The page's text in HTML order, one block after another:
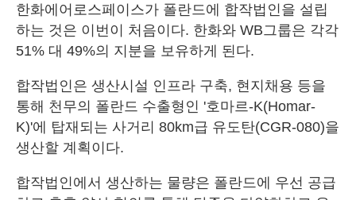
한화에어로스페이스가 폴란드에 합작법인을 설립
하는 것은 이번이 처음이다. 한화와 WB그룹은 각각
51% 대 49%의 지분을 보유하게 된다.
합작법인은 생산시설 인프라 구축, 현지채용 등을
통해 천무의 폴란드 수출형인 '호마르-K(Homar-
K)'에 탑재되는 사거리 80km급 유도탄(CGR-080)을
생산할 계획이다.
합작법인에서 생산하는 물량은 폴란드에 우선 공급